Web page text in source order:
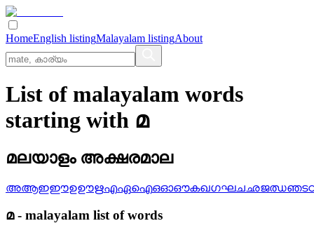
HomeEnglish listingMalayalam listingAbout
List of malayalam words
starting with മ
മലയാളം അക്ഷരമാല
അആഇഈഉഊഋഎഏഐഒഓഔകഖഗഘചഛജഝഞട
മ- malayalam list of words